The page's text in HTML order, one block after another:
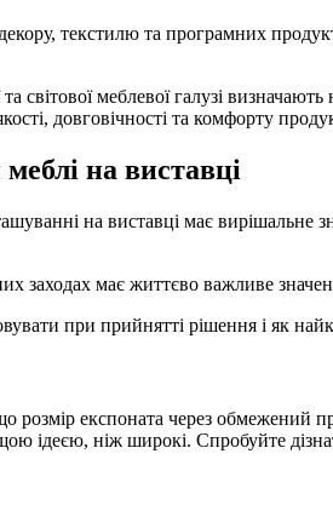
текстилю та програмних
світової меблевої галузі
довговічності та комфорту
на виставці
на виставці має
заходах має життєво важливе
при прийнятті рішення і як
розмір експоната через
ідеєю, ніж широкі. Спробуйте